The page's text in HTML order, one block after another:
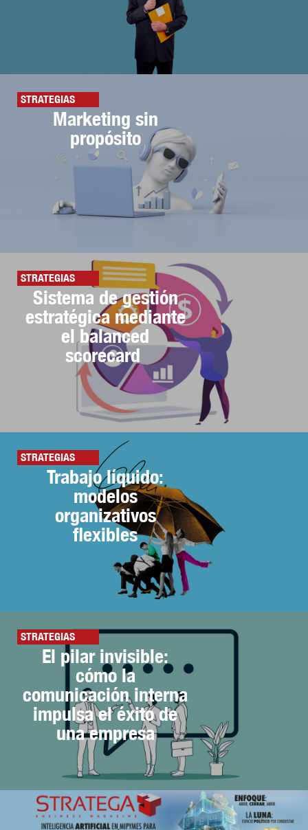
STRATEGIAS
Marketing sin
propósito
STRATEGIAS
Sistema de gestión
estratégica mediante
el balanced
scorecard
STRATEGIAS
Trabajo líquido:
modelos
organizativos
flexibles
STRATEGIAS
El pilar invisible:
cómo la
comunicación interna
impulsa el éxito de
una empresa